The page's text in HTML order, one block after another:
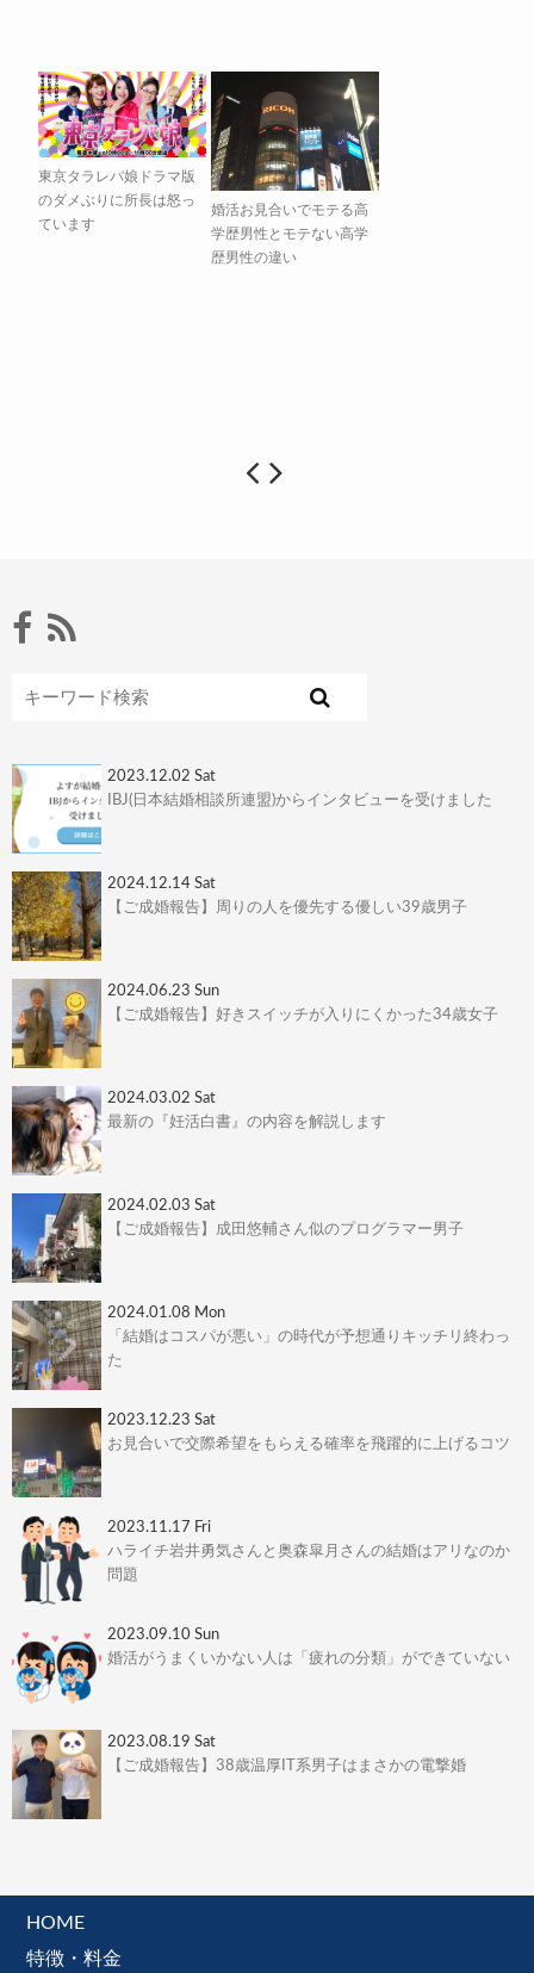
東京タラレバ娘ドラマ版
のダメぶりに所長は怒っ
ています
婚活お見合いでモテる高
学歴男性とモテない高学
歴男性の違い
2023.12.02 Sat
IBJ(日本結婚相談所連盟)からインタビューを受けました
2024.12.14 Sat
【ご成婚報告】周りの人を優先する優しい39歳男子
2024.06.23 Sun
【ご成婚報告】好きスイッチが入りにくかった34歳女子
2024.03.02 Sat
最新の『妊活白書』の内容を解説します
2024.02.03 Sat
【ご成婚報告】成田悠輔さん似のプログラマー男子
2024.01.08 Mon
「結婚はコスパが悪い」の時代が予想通りキッチリ終わっ
た
2023.12.23 Sat
お見合いで交際希望をもらえる確率を飛躍的に上げるコツ
2023.11.17 Fri
ハライチ岩井勇気さんと奥森皐月さんの結婚はアリなのか
問題
2023.09.10 Sun
婚活がうまくいかない人は「疲れの分類」ができていない
2023.08.19 Sat
【ご成婚報告】38歳温厚IT系男子はまさかの電撃婚
HOME
特徴・料金